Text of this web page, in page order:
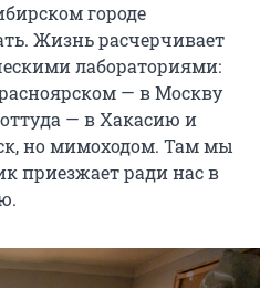
городе
Жизнь расчерчивает
лабораториями:
— в Москву
— в Хакасию и
но мимоходом. Там мы
приезжает ради нас в